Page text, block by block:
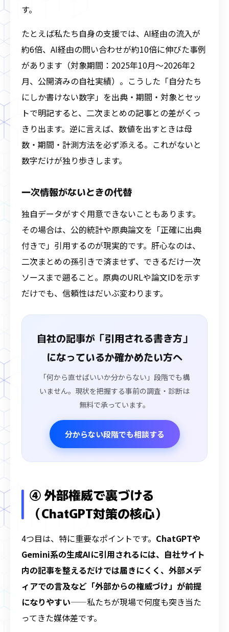
す。
たとえば私たち自身の支援では、AI経由の流入が
約6倍、AI経由の問い合わせが約10倍に伸びた事例
があります（対象期間：2025年10月〜2026年2
月、公開済みの自社実績）。こうした「自分たち
にしか書けない数字」を出典・期間・対象とセッ
トで明記すると、二次まとめの記事との差がくっ
きり出ます。逆に言えば、数値を出すときは母
数・期間・計測方法を必ず添える。これがないと
数字だけが独り歩きします。
一次情報がないときの代替
独自データがすぐ用意できないこともあります。
その場合は、公的統計や原典論文を「正確に出典
付きで」引用するのが現実的です。肝心なのは、
二次まとめの孫引きで済ませず、できるだけ一次
ソースまで遡ること。原典のURLや論文IDを示す
だけでも、信頼性はだいぶ変わります。
自社の記事が「引用される書き方」
になっているか確かめたい方へ
「何から直せばいいか分からない」段階でも構
いません。現状を把握する事前の調査・診断は
無料で承っています。
分からない段階でも相談する
④ 外部権威で裏づける
（ChatGPT対策の核心）
4つ目は、特に重要なポイントです。 ChatGPTや
Gemini系の生成AIに引用されるには、自社サイト
内の記事を整えるだけでは届きにくく、外部メデ
ィアでの言及など「外部からの権威づけ」が前提
になりやすい——私たちが現場で何度も突き当た
ってきた媒体差です。